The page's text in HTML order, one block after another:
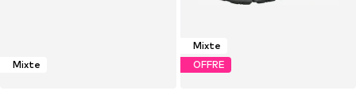
Mixte
Mixte
OFFRE